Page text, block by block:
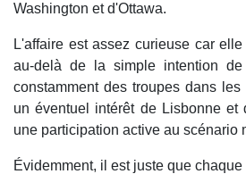
Washington et d'Ottawa.
L'affaire est assez curieuse car
au-delà de la simple intention
constamment des troupes dans
un éventuel intérêt de Lisbonne et
une participation active au scénario
Évidemment, il est juste que